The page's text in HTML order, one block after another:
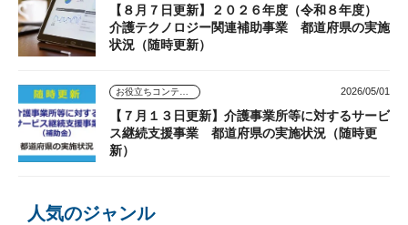
【８月７日更新】２０２６年度（令和８年度）
介護テクノロジー関連補助事業 都道府県の実施
状況（随時更新）
お役立ちコンテンツ 2026/05/01
【７月１３日更新】介護事業所等に対するサービ
ス継続支援事業 都道府県の実施状況（随時更
新）
人気のジャンル